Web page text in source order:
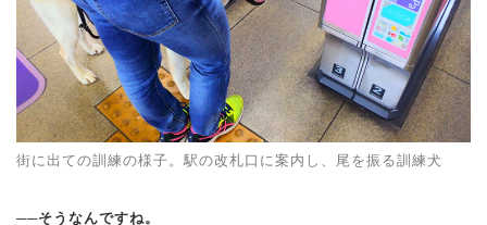
街に出ての訓練の様子。駅の改札口に案内し、尾を振る訓練犬
──そうなんですね。